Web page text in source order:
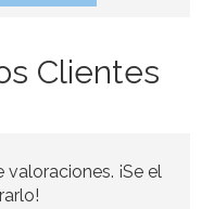
Clientes
¡Se el